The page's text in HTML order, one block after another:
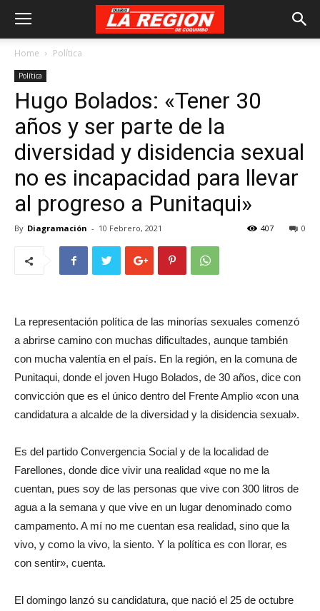
Home Política
Política
Hugo Bolados: «Tener 30
años y ser parte de la
diversidad y disidencia sexual
no es incapacidad para llevar
al progreso a Punitaqui»
By Diagramación - 10 Febrero, 2021 0
407
La representación política de las minorías sexuales comenzó
a abrirse camino con muchas dificultades, aunque también
con mucha valentía en el país. En la región, en la comuna de
Punitaqui, donde el joven Hugo Bolados, de 30 años, dice con
convicción que es el único dentro del Frente Amplio «con una
candidatura a alcalde de la diversidad y la disidencia sexual».
Es del partido Convergencia Social y de la localidad de
Farellones, donde dice vivir una realidad «que no me la
cuentan, pues soy de las personas que vive con 300 litros de
agua a la semana y que vive en un lugar denominado como
campamento. A mí no me cuentan esa realidad, sino que la
vivo, y como la vivo, la siento. Y la política es con llorar, es
con sentir», cuenta.
El domingo lanzó su candidatura, que nació el 25 de octubre